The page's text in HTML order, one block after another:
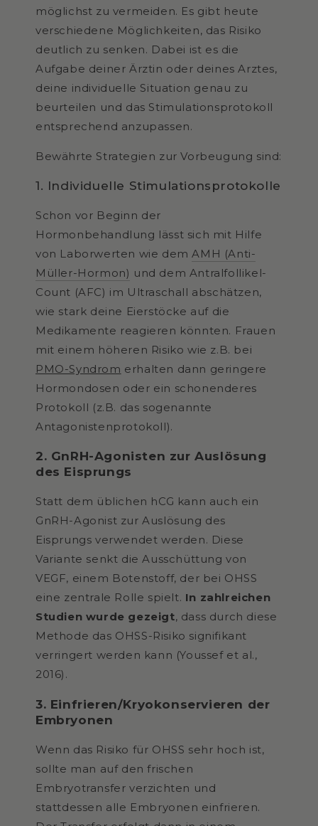
möglichst zu vermeiden. Es gibt heute
verschiedene Möglichkeiten, das Risiko
deutlich zu senken. Dabei ist es die
Aufgabe deiner Ärztin oder deines Arztes,
deine individuelle Situation genau zu
beurteilen und das Stimulationsprotokoll
entsprechend anzupassen.
Bewährte Strategien zur Vorbeugung sind:
1. Individuelle Stimulationsprotokolle
Schon vor Beginn der
Hormonbehandlung lässt sich mit Hilfe
von Laborwerten wie demAMH (Anti-
Müller-Hormon) und dem Antralfollikel-
Count (AFC) im Ultraschall abschätzen,
wie stark deine Eierstöcke auf die
Medikamente reagieren könnten. Frauen
mit einem höheren Risiko wie z.B. bei
PMO-Syndrom erhalten dann geringere
Hormondosen oder ein schonenderes
Protokoll (z.B. das sogenannte
Antagonistenprotokoll).
2. GnRH-Agonisten zur Auslösung
des Eisprungs
Statt dem üblichen hCG kann auch ein
GnRH-Agonist zur Auslösung des
Eisprungs verwendet werden. Diese
Variante senkt die Ausschüttung von
VEGF, einem Botenstoff, der bei OHSS
eine zentrale Rolle spielt. In zahlreichen
Studien wurde gezeigt, dass durch diese
Methode das OHSS-Risiko signifikant
verringert werden kann (Youssef et al.,
2016).
3. Einfrieren/Kryokonservieren der
Embryonen
Wenn das Risiko für OHSS sehr hoch ist,
sollte man auf den frischen
Embryotransfer verzichten und
stattdessen alle Embryonen einfrieren.